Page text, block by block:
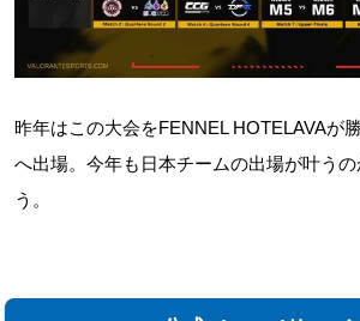
昨年はこの大会をFENNEL HOTELAVAが
へ出場。今年も日本チームの出場が叶うの
う。